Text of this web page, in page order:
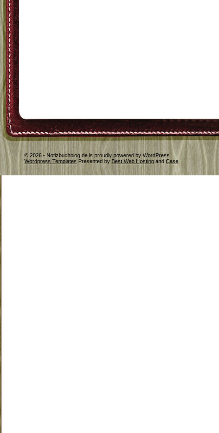
© 2026 - Notizbuchblog.de is proudly powered by WordPress
Wordpress Templates Presented by Best Web Hosting and Case